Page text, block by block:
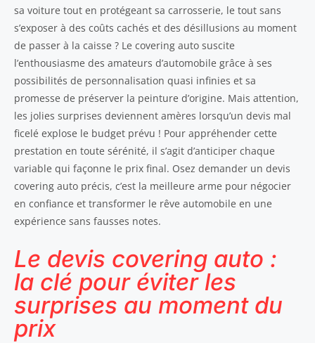
sa voiture tout en protégeant sa carrosserie, le tout sans
s’exposer à des coûts cachés et des désillusions au moment
de passer à la caisse ? Le covering auto suscite
l’enthousiasme des amateurs d’automobile grâce à ses
possibilités de personnalisation quasi infinies et sa
promesse de préserver la peinture d’origine. Mais attention,
les jolies surprises deviennent amères lorsqu’un devis mal
ficelé explose le budget prévu ! Pour appréhender cette
prestation en toute sérénité, il s’agit d’anticiper chaque
variable qui façonne le prix final. Osez demander un devis
covering auto précis, c’est la meilleure arme pour négocier
en confiance et transformer le rêve automobile en une
expérience sans fausses notes.
Le devis covering auto :
la clé pour éviter les
surprises au moment du
prix